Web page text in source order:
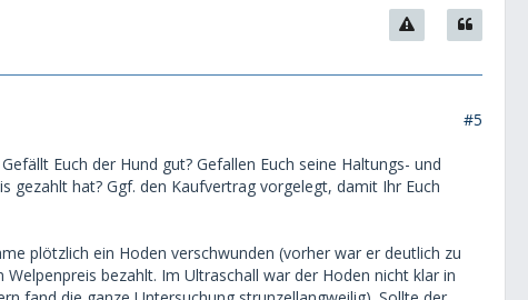
#5
Euch der Hund gut? Gefallen Euch seine Haltungs- und
gezahlt hat? Ggf. den Kaufvertrag vorgelegt, damit Ihr Euch
plötzlich ein Hoden verschwunden (vorher war er deutlich zu
bezahlt. Im Ultraschall war der Hoden nicht klar in